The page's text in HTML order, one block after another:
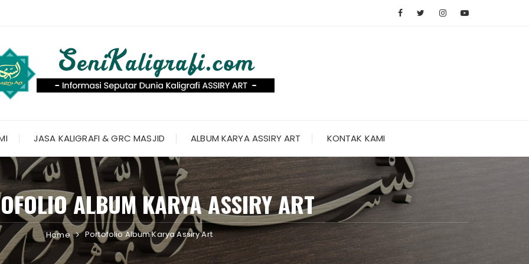
JASA KALIGRAFI & GRC MASJID ALBUM KARYA ASSIRY ART KONTAK KAMI
ALBUM KARYA ASSIRY ART
Home Portofolio Album Karya Assiry Art